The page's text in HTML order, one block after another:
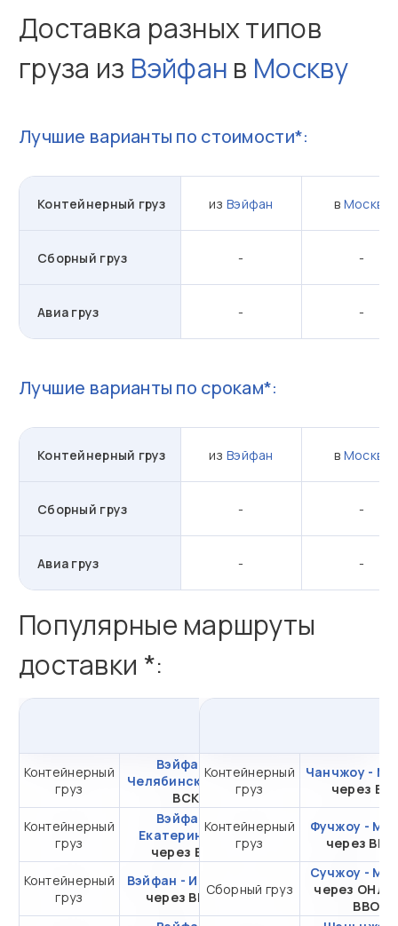
Доставка разных типов
груза из Вэйфан в Москву
Лучшие варианты по стоимости*:
Контейнерный груз изВэйфан в Москву
Сборный груз - -
Авиа груз - -
Лучшие варианты по срокам*:
Контейнерный груз изВэйфан в Москву
Сборный груз - -
Авиа груз - -
Популярные маршруты
доставки *:
Контейнерный
груз
Вэйфан -
Челябинск через
ВСК
от 295 543,46 ₽ за
20DC
Контейнерный
груз
Вэйфан -
Екатеринбург
через ВСК
от 285 543,46 ₽ за
20DC
Контейнерный
груз
Вэйфан - Иркутск
через ВМТП
от 272 648,29 ₽ за
20DC
Контейнерный
груз
Чанчжоу -
через
Контейнерный
груз
Фучжоу -
через
Сборный груз
Сучжоу -
через ОНЛ-
ВВО